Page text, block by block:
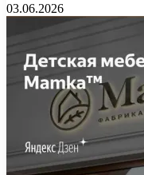
03.06.2026